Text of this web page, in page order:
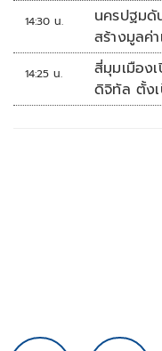
14:30 น.
นครปฐมดั
สร้างมูลค่
10 ล้านบา
14:25 น.
สี่มุมเมือง
ดิจิทัล ตั้ง